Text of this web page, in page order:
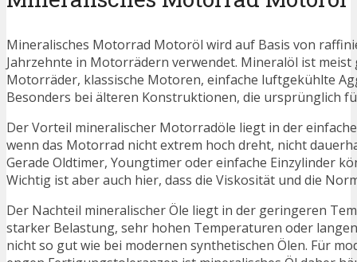
Mineralisches Motorrad Motoröl wird auf Basis von
Jahrzehnte in Motorrädern verwendet. Mineralöl ist
Motorräder, klassische Motoren, einfache luftgekühlte
Besonders bei älteren Konstruktionen, die ursprünglich
Der Vorteil mineralischer Motorradöle liegt in der
wenn das Motorrad nicht extrem hoch dreht, nicht
Gerade Oldtimer, Youngtimer oder einfache Einzylinder
Wichtig ist aber auch hier, dass die Viskosität und die
Der Nachteil mineralischer Öle liegt in der geringeren
starker Belastung, sehr hohen Temperaturen oder
nicht so gut wie bei modernen synthetischen Ölen. Für